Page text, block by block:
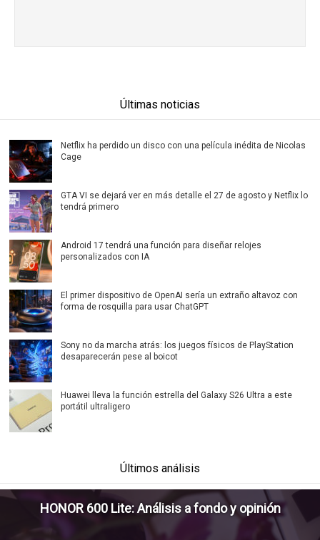
Últimas noticias
Netflix ha perdido un disco con una película inédita de Nicolas
Cage
GTA VI se dejará ver en más detalle el 27 de agosto y Netflix lo
tendrá primero
Android 17 tendrá una función para diseñar relojes
personalizados con IA
El primer dispositivo de OpenAI sería un extraño altavoz con
forma de rosquilla para usar ChatGPT
Sony no da marcha atrás: los juegos físicos de PlayStation
desaparecerán pese al boicot
Huawei lleva la función estrella del Galaxy S26 Ultra a este
portátil ultraligero
Últimos análisis
HONOR 600 Lite: Análisis a fondo y opinión